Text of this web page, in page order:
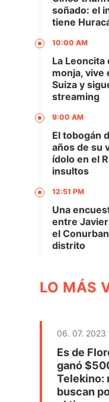
soñado: el
tiene
10:00 AM
La Leoncita
monja, vive
Suiza y
streaming
9:00 AM
El tobogán
años de su
ídolo en el
insultos
12:51 PM
Una
entre
el
distrito
LO MÁS
06. 07. 2023
Es de
ganó
Telekino:
buscan